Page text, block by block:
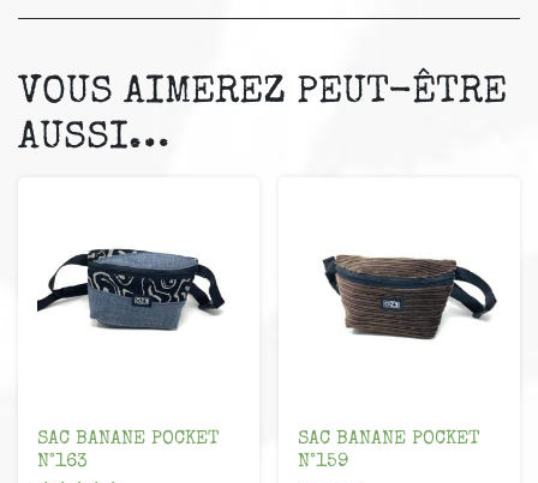
VOUS AIMEREZ PEUT-ÊTRE
AUSSI…
SAC BANANE POCKET
N°163
SAC BANANE POCKET
N°159